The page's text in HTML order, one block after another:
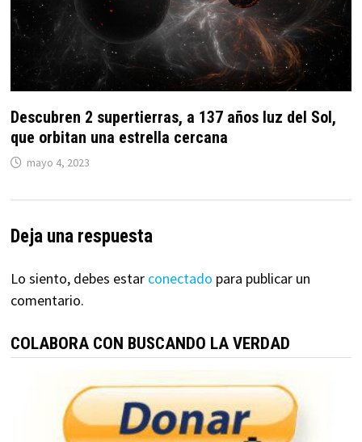
Descubren 2 supertierras, a 137 años luz del Sol,
que orbitan una estrella cercana
mayo 4, 2023
Deja una respuesta
Lo siento, debes estar conectado para publicar un
comentario.
COLABORA CON BUSCANDO LA VERDAD